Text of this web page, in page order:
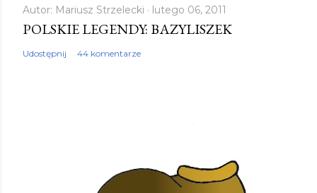
k
o
m
Autor: Mariusz Strzelecki lutego 06, 2011
POLSKIE LEGENDY: BAZYLISZEK
Udostępnij 44 komentarze